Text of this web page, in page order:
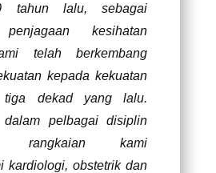
tahun lalu, sebagai
kesihatan
telah berkembang
kepada kekuatan
tiga dekad yang lalu.
dalam pelbagai disiplin
rangkaian kami
kardiologi, obstetrik dan